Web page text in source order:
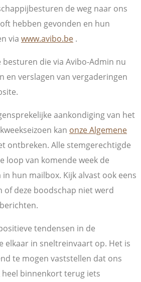
de weg naar ons
hebben gevonden en hun
via www.avibo.be .
besturen die via Avibo-Admin nu
en verslagen van vergaderingen
aankondiging van het
kan onze Algemene
ontbreken. Alle stemgerechtigde
loop van komende week de
hun mailbox. Kijk alvast ook eens
of deze boodschap niet werd
tendensen in de
elkaar in sneltreinvaart op. Het is
te mogen vaststellen dat ons
heel binnenkort terug iets